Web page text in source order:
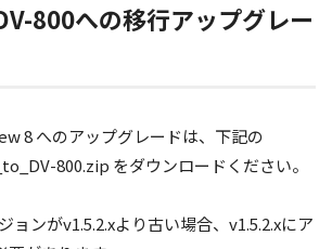
800への移行アップグレー
8 へのアップグレードは、下記の
800.zip をダウンロードください。
ョンがv1.5.2.xより古い場合、v1.5.2.xにア